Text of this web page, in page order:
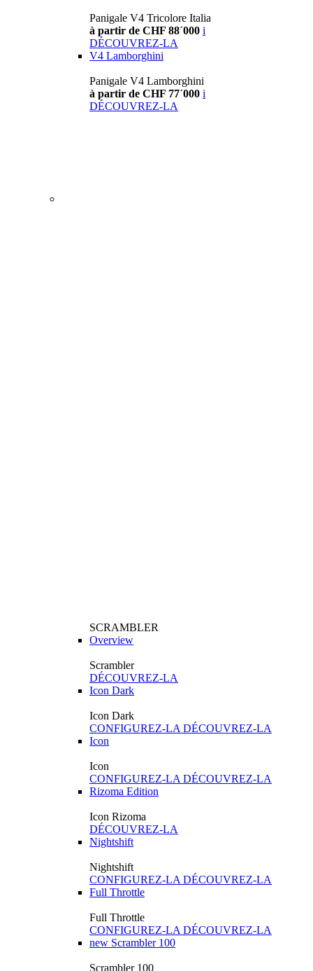
Panigale V4 Tricolore Italia
à partir de CHF 88´000 i
DÉCOUVREZ-LA
V4 Lamborghini
Panigale V4 Lamborghini
à partir de CHF 77´000 i
DÉCOUVREZ-LA
SCRAMBLER
Overview
Scrambler
DÉCOUVREZ-LA
Icon Dark
Icon Dark
CONFIGUREZ-LA DÉCOUVREZ-LA
Icon
Icon
CONFIGUREZ-LA DÉCOUVREZ-LA
Rizoma Edition
Icon Rizoma
DÉCOUVREZ-LA
Nightshift
Nightshift
CONFIGUREZ-LA DÉCOUVREZ-LA
Full Throttle
Full Throttle
CONFIGUREZ-LA DÉCOUVREZ-LA
new Scrambler 100
Scrambler 100